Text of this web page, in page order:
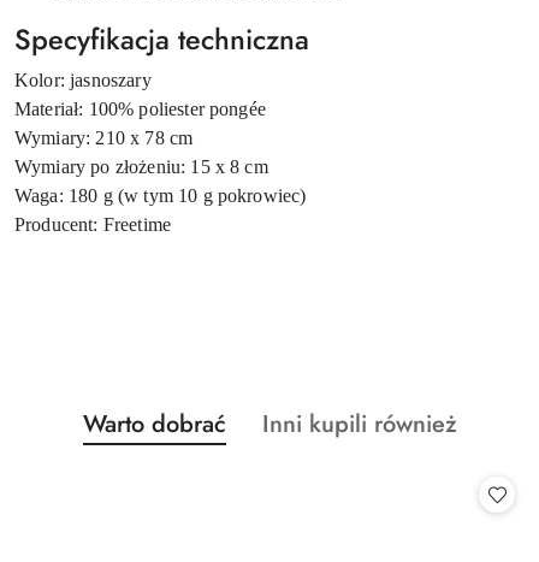
Specyfikacja techniczna
Kolor: jasnoszary
Materiał: 100% poliester pongée
Wymiary: 210 x 78 cm
Wymiary po złożeniu: 15 x 8 cm
Waga: 180 g (w tym 10 g pokrowiec)
Producent: Freetime
Pomiń karuzelę produktów
Produkty
o
Warto dobrać
Produkty
Inni kupili również